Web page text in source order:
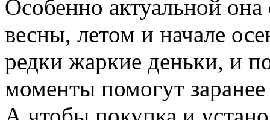
Особенно актуальной она
весны, летом и начале
редки жаркие деньки, и
моменты помогут